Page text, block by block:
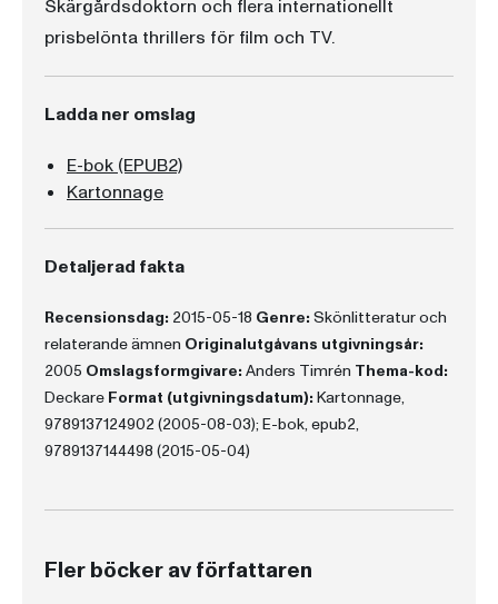
Skärgårdsdoktorn och flera internationellt
prisbelönta thrillers för film och TV.
Ladda ner omslag
E-bok (EPUB2)
Kartonnage
Detaljerad fakta
Recensionsdag: 2015-05-18 Genre: Skönlitteratur och
relaterande ämnen Originalutgåvans utgivningsår:
2005 Omslagsformgivare: Anders Timrén Thema-kod:
Deckare Format (utgivningsdatum): Kartonnage,
9789137124902 (2005-08-03); E-bok, epub2,
9789137144498 (2015-05-04)
Fler böcker av författaren